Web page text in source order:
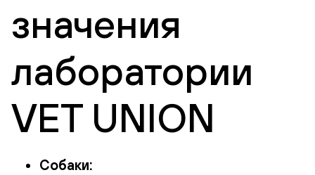
значения
лаборатории
VET UNION
Собаки: